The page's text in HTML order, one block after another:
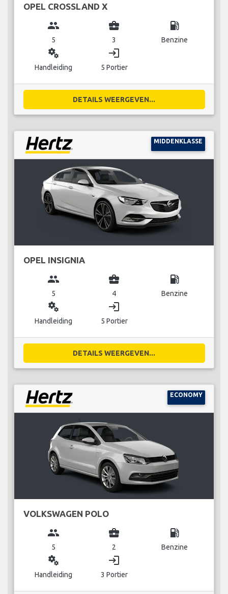
OPEL CROSSLAND X
group
5
business_center
3
local_gas_station
Benzine
miscellaneous_services
Handleiding
login
5 Portier
DETAILS WEERGEVEN...
MIDDENKLASSE
OPEL INSIGNIA
group
5
business_center
4
local_gas_station
Benzine
miscellaneous_services
Handleiding
login
5 Portier
DETAILS WEERGEVEN...
ECONOMY
VOLKSWAGEN POLO
group
5
business_center
2
local_gas_station
Benzine
miscellaneous_services
Handleiding
login
3 Portier